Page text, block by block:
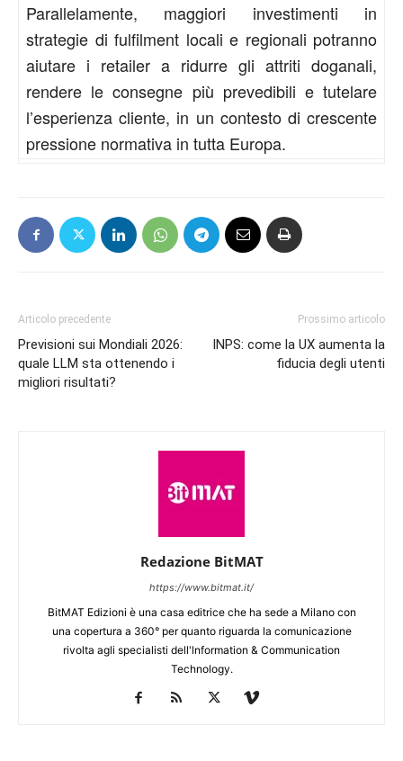
Parallelamente, maggiori investimenti in
strategie di fulfilment locali e regionali potranno
aiutare i retailer a ridurre gli attriti doganali,
rendere le consegne più prevedibili e tutelare
l’esperienza cliente, in un contesto di crescente
pressione normativa in tutta Europa.
Articolo precedente
Previsioni sui Mondiali 2026:
quale LLM sta ottenendo i
migliori risultati?
Prossimo articolo
INPS: come la UX aumenta la
fiducia degli utenti
Redazione BitMAT
https://www.bitmat.it/
BitMAT Edizioni è una casa editrice che ha sede a Milano con
una copertura a 360° per quanto riguarda la comunicazione
rivolta agli specialisti dell'lnformation & Communication
Technology.